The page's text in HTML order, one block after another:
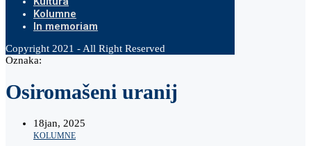
Kolumne
In memoriam
Copyright 2021 - All Right Reserved
Oznaka:
Osiromašeni uranij
18jan, 2025
KOLUMNE